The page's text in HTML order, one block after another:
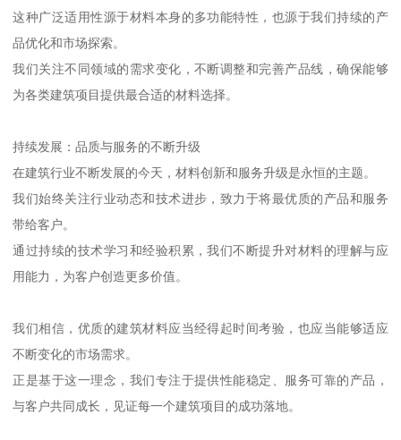
这种广泛适用性源于材料本身的多功能特性，也源于我们持续的产
品优化和市场探索。
我们关注不同领域的需求变化，不断调整和完善产品线，确保能够
为各类建筑项目提供最合适的材料选择。
持续发展：品质与服务的不断升级
在建筑行业不断发展的今天，材料创新和服务升级是永恒的主题。
我们始终关注行业动态和技术进步，致力于将最优质的产品和服务
带给客户。
通过持续的技术学习和经验积累，我们不断提升对材料的理解与应
用能力，为客户创造更多价值。
我们相信，优质的建筑材料应当经得起时间考验，也应当能够适应
不断变化的市场需求。
正是基于这一理念，我们专注于提供性能稳定、服务可靠的产品，
与客户共同成长，见证每一个建筑项目的成功落地。